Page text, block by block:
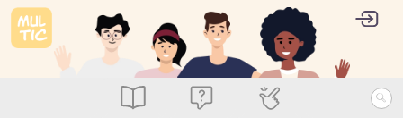
Перейти к основному содержанию
Посты ВопросыСпециалисты
User